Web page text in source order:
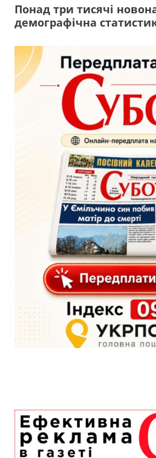
Понад три тисячі
демографічна